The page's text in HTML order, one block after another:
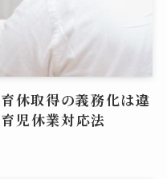
休取得の義務化は違
児休業対応法